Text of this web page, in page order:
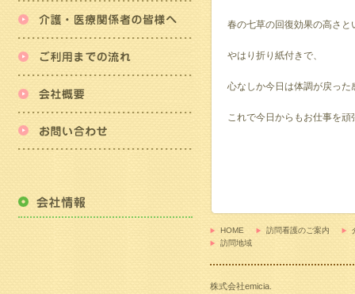
春の七草の回復効果の高さと
やはり折り紙付きで、
心なしか今日は体調が戻った
これで今日からもお仕事を頑
HOME 訪問看護のご案内
訪問地域
株式会社emicia.
会社概要
お問い合わせ